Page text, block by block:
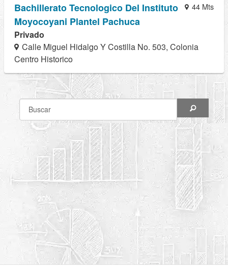
44 Mts
Bachillerato Tecnologico Del Instituto
Moyocoyani Plantel Pachuca
Privado
Calle Miguel Hidalgo Y Costilla No. 503, Colonia
Centro Historico